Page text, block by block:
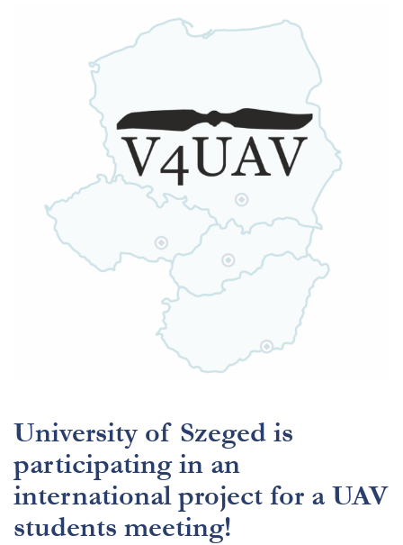
University of Szeged is
participating in an
international project for a UAV
students meeting!